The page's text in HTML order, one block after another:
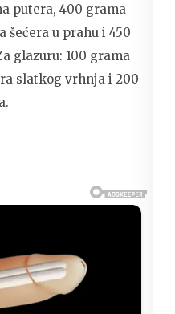
putera, 400 grama
šećera u prahu i 450
glazuru: 100 grama
slatkog vrhnja i 200